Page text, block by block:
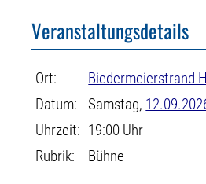
Veranstaltungsdetails
Ort:
Biedermeierstrand
Datum:
Samstag,
Uhrzeit: 19:00 Uhr
Rubrik:
Bühne